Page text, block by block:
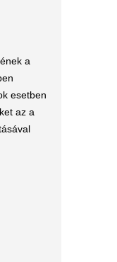
a
esetben
az a